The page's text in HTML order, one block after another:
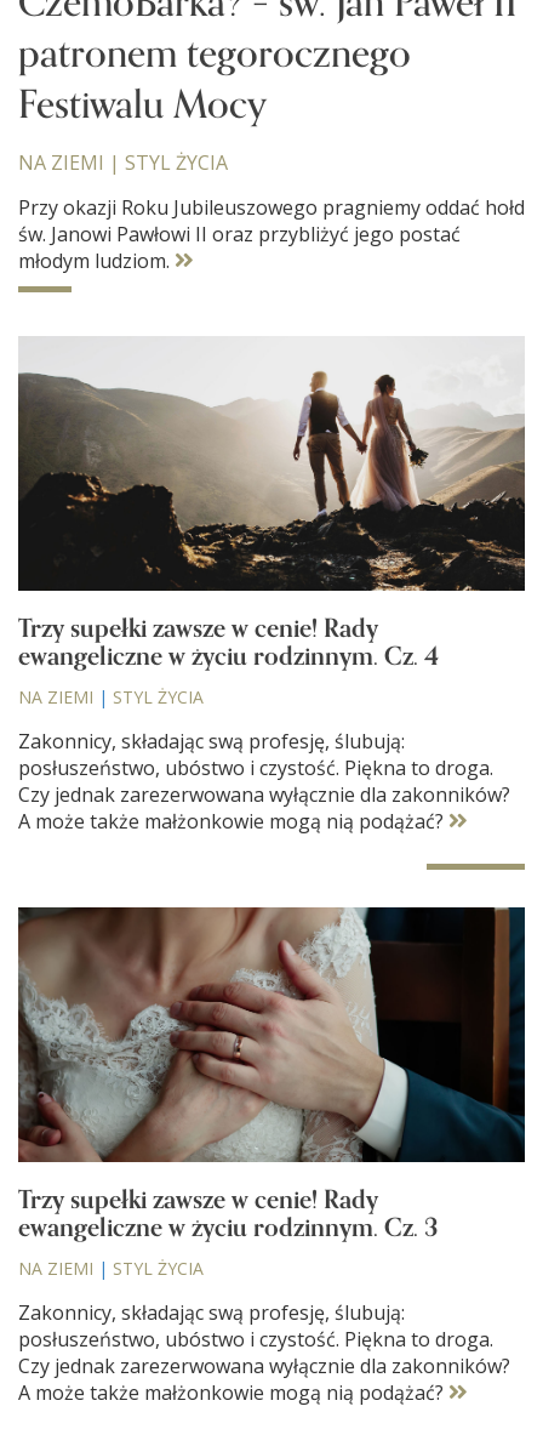
patronem tegorocznego
Festiwalu Mocy
NA ZIEMI | STYL ŻYCIA
Przy okazji Roku Jubileuszowego pragniemy oddać hołd
św. Janowi Pawłowi II oraz przybliżyć jego postać
młodym ludziom.
Trzy supełki zawsze w cenie! Rady
ewangeliczne w życiu rodzinnym. Cz. 4
NA ZIEMI | STYL ŻYCIA
Zakonnicy, składając swą profesję, ślubują:
posłuszeństwo, ubóstwo i czystość. Piękna to droga.
Czy jednak zarezerwowana wyłącznie dla zakonników?
A może także małżonkowie mogą nią podążać?
Trzy supełki zawsze w cenie! Rady
ewangeliczne w życiu rodzinnym. Cz. 3
NA ZIEMI | STYL ŻYCIA
Zakonnicy, składając swą profesję, ślubują:
posłuszeństwo, ubóstwo i czystość. Piękna to droga.
Czy jednak zarezerwowana wyłącznie dla zakonników?
A może także małżonkowie mogą nią podążać?